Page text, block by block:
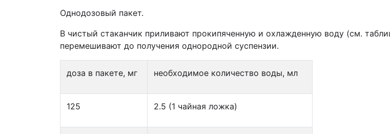
Однодозовый пакет.
В чистый стаканчик приливают прокипяченную и охлажденную воду (см.
перемешивают до получения однородной суспензии.
доза в пакете, мг необходимое количество воды, мл
125 2.5 (1 чайная ложка)